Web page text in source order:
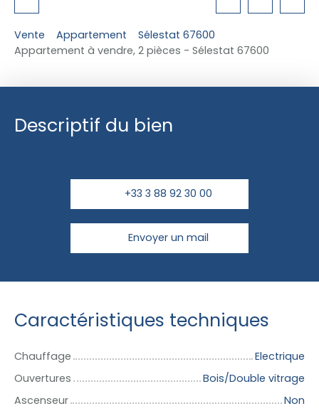
Vente Appartement
Sélestat 67600
Appartement à vendre, 2 pièces - Sélestat 67600
Descriptif du bien
+33 3 88 92 30 00
Envoyer un mail
Caractéristiques techniques
Chauffage
Electrique
Ouvertures
Bois/Double vitrage
Ascenseur
Non